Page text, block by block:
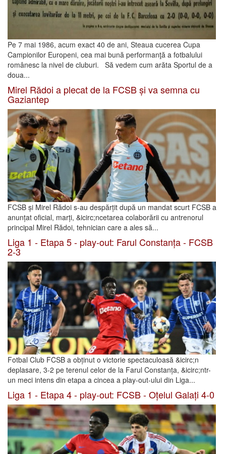
Pe 7 mai 1986, acum exact 40 de ani, Steaua cucerea Cupa
Campionilor Europeni, cea mai bună performanţă a fotbalului
românesc la nivel de cluburi. Să vedem cum arăta Sportul de a
doua...
Mirel Rădoi a plecat de la FCSB și va semna cu
Gaziantep
FCSB și Mirel Rădoi s-au despărțit după un mandat scurt FCSB a
anunțat oficial, marți, &icirc;ncetarea colaborării cu antrenorul
principal Mirel Rădoi, tehnician care a ales să...
Liga 1 - Etapa 5 - play-out: Farul Constanța - FCSB
2-3
Fotbal Club FCSB a obținut o victorie spectaculoasă &icirc;n
deplasare, 3-2 pe terenul celor de la Farul Constanța, &icirc;ntr-
un meci intens din etapa a cincea a play-out-ului din Liga...
Liga 1 - Etapa 4 - play-out: FCSB - Oțelul Galați 4-0